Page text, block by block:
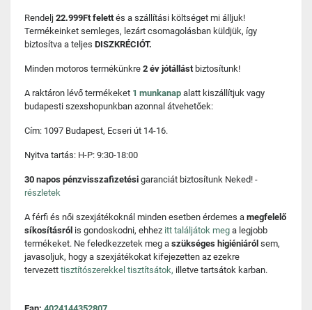
Rendelj 22.999Ft felettés a szállítási költséget mi álljuk!
Termékeinket semleges, lezárt csomagolásban küldjük, így
biztosítva a teljes DISZKRÉCIÓT.
Minden motoros termékünkre 2 év jótállást biztosítunk!
A raktáron lévő termékeket 1 munkanap alatt kiszállítjuk vagy
budapesti szexshopunkban azonnal átvehetőek:
Cím: 1097 Budapest, Ecseri út 14-16.
Nyitva tartás: H-P: 9:30-18:00
30 napos pénzvisszafizetési garanciát biztosítunk Neked! -
részletek
A férfi és női szexjátékoknál minden esetben érdemes a megfelelő
síkosításról is gondoskodni, ehhez itt találjátok meg a legjobb
termékeket. Ne feledkezzetek meg a szükséges higiéniáról sem,
javasoljuk, hogy a szexjátékokat kifejezetten az ezekre
tervezett tisztítószerekkel tisztítsátok, illetve tartsátok karban.